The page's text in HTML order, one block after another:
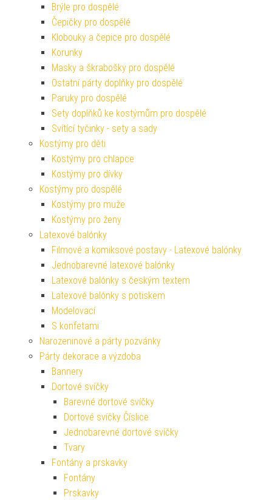
Brýle pro dospělé
Čepičky pro dospělé
Klobouky a čepice pro dospělé
Korunky
Masky a škrabošky pro dospělé
Ostatní párty doplňky pro dospělé
Paruky pro dospělé
Sety doplňků ke kostýmům pro dospělé
Svítící tyčinky - sety a sady
Kostýmy pro děti
Kostýmy pro chlapce
Kostýmy pro dívky
Kostýmy pro dospělé
Kostýmy pro muže
Kostýmy pro ženy
Latexové balónky
Filmové a komiksové postavy - Latexové balónky
Jednobarevné latexové balónky
Latexové balónky s českým textem
Latexové balónky s potiskem
Modelovací
S konfetami
Narozeninové a párty pozvánky
Párty dekorace a výzdoba
Bannery
Dortové svíčky
Barevné dortové svíčky
Dortové svíčky Číslice
Jednobarevné dortové svíčky
Tvary
Fontány a prskavky
Fontány
Prskavky